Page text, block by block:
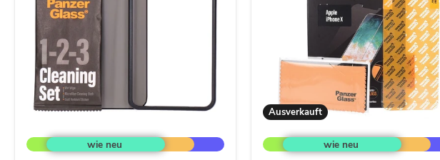
Privacy
Screen
Ausverkauft
Displayschutzfolie
für